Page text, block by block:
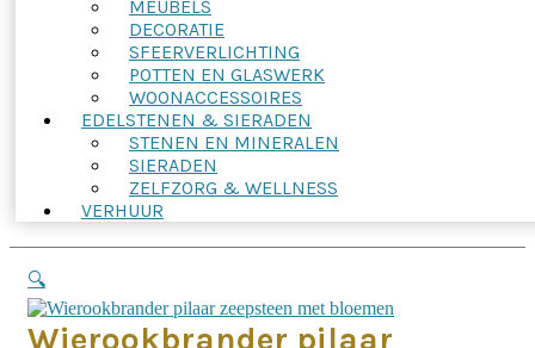
MEUBELS
DECORATIE
SFEERVERLICHTING
POTTEN EN GLASWERK
WOONACCESSOIRES
EDELSTENEN & SIERADEN
STENEN EN MINERALEN
SIERADEN
ZELFZORG & WELLNESS
VERHUUR
🔍
Wierookbrander pilaar